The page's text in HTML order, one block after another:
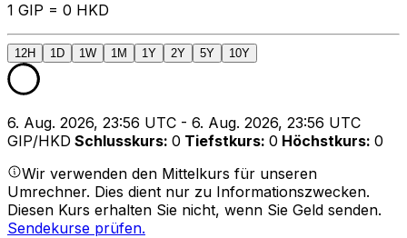
1 GIP = 0 HKD
12H 1D 1W 1M 1Y 2Y 5Y 10Y
6. Aug. 2026, 23:56 UTC - 6. Aug. 2026, 23:56 UTC
GIP/HKD Schlusskurs: 0 Tiefstkurs: 0 Höchstkurs: 0
Wir verwenden den Mittelkurs für unseren
Umrechner. Dies dient nur zu Informationszwecken.
Diesen Kurs erhalten Sie nicht, wenn Sie Geld senden.
Sendekurse prüfen.